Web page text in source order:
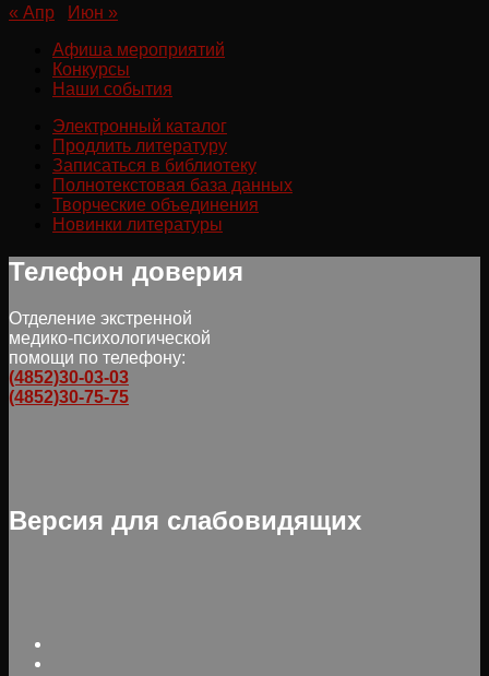
« Апр
Июн »
Афиша мероприятий
Конкурсы
Наши события
Электронный каталог
Продлить литературу
Записаться в библиотеку
Полнотекстовая база данных
Творческие объединения
Новинки литературы
Телефон доверия
Отделение экстренной
медико-психологической
помощи по телефону:
(4852)30-03-03
(4852)30-75-75
Версия для слабовидящих